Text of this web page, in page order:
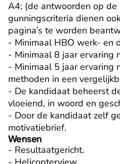
A4; (de antwoorden op de
gunningscriteria dienen
pagina’s te worden
- Minimaal HBO werk- en
- Minimaal 8 jaar ervaring
- Minimaal 5 jaar ervaring
methoden in een
- De kandidaat beheerst
vloeiend, in woord en
- Door de kandidaat zelf
motivatiebrief.
Wensen
- Resultaatgericht.